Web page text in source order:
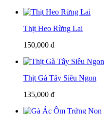
Thịt Heo Rừng Lai
150,000 đ
Thịt Gà Tây Siêu Ngon
135,000 đ